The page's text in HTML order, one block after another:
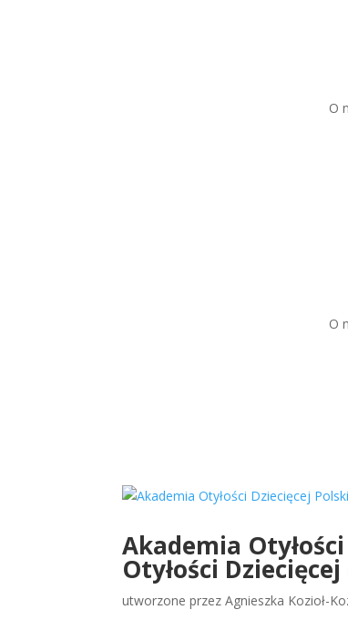
O
O
Akademia
Otyłości Dziecięcej
utworzone przezAgnieszka Kozioł-